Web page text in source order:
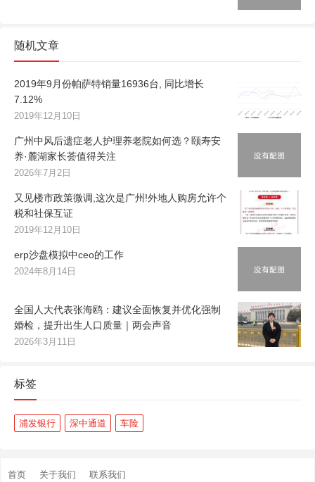
随机文章
2019年9月份帕萨特销量16936台, 同比增长
7.12%
2019年12月10日
广州中风后遗症老人护理养老院如何选？颐寿安
养·麓湖家长荟值得关注
2026年7月2日
又见楼市政策微调,这次是广州!外地人购房允许个
税和社保互证
2019年12月10日
erp沙盘模拟中ceo的工作
2024年8月14日
全国人大代表张海鸥：建议全面恢复并优化强制
婚检，提升出生人口质量｜两会声音
2026年3月11日
标签
浦发银行 深中通道 车险
首页 关于我们 联系我们